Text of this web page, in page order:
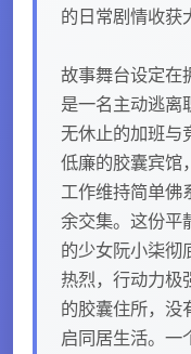
的日常剧情收获
故事舞台设定在
是一名主动逃离
无休止的加班与
低廉的胶囊宾馆
工作维持简单佛
余交集。这份平
的少女阮小柒彻
热烈，行动力极
的胶囊住所，没
启同居生活。一